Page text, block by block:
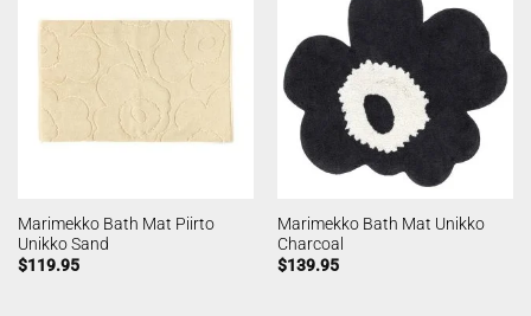
Marimekko Bath Mat Piirto
Unikko Sand
$119.95
Marimekko Bath Mat Unikko
Charcoal
$139.95